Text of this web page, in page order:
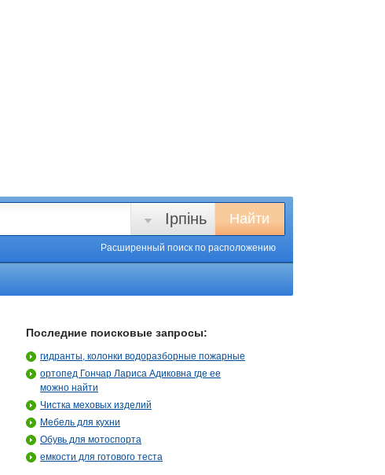
Найти
Ірпінь
Расширенный поиск по расположению
Последние поисковые запросы:
гидранты, колонки водоразборные пожарные
ортопед Гончар Лариса Адиковна где ее
можно найти
Чистка меховых изделий
Мебель для кухни
Обувь для мотоспорта
емкости для готового теста